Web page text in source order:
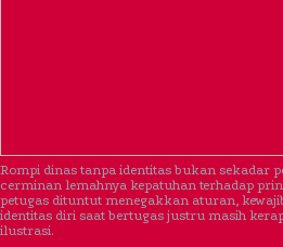
Rompi dinas tanpa identitas bukan sekadar
cerminan lemahnya kepatuhan terhadap
petugas dituntut menegakkan aturan,
identitas diri saat bertugas justru masih
ilustrasi.